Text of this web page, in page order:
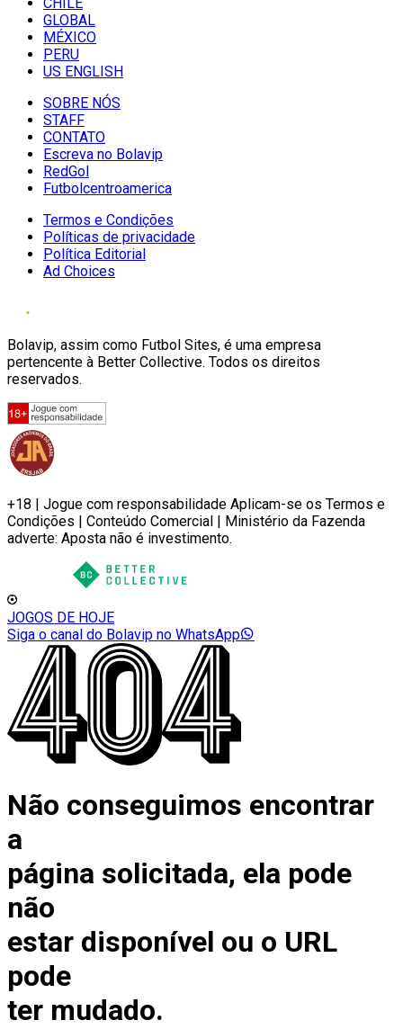
GLOBAL
MÉXICO
PERU
US ENGLISH
SOBRE NÓS
STAFF
CONTATO
Escreva no Bolavip
RedGol
Futbolcentroamerica
Termos e Condições
Políticas de privacidade
Política Editorial
Ad Choices
Bolavip, assim como Futbol Sites, é uma empresa
pertencente à Better Collective. Todos os direitos
reservados.
+18 | Jogue com responsabilidade Aplicam-se os Termos e
Condições | Conteúdo Comercial | Ministério da Fazenda
adverte: Aposta não é investimento.
JOGOS DE HOJE
Siga o canal do Bolavip no WhatsApp
Não conseguimos encontrar
a
página solicitada, ela pode
não
estar disponível ou o URL
pode
ter mudado.